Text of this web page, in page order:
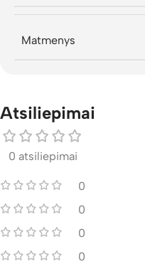
Matmenys
Atsiliepimai
0 atsiliepimai
0
0
0
0